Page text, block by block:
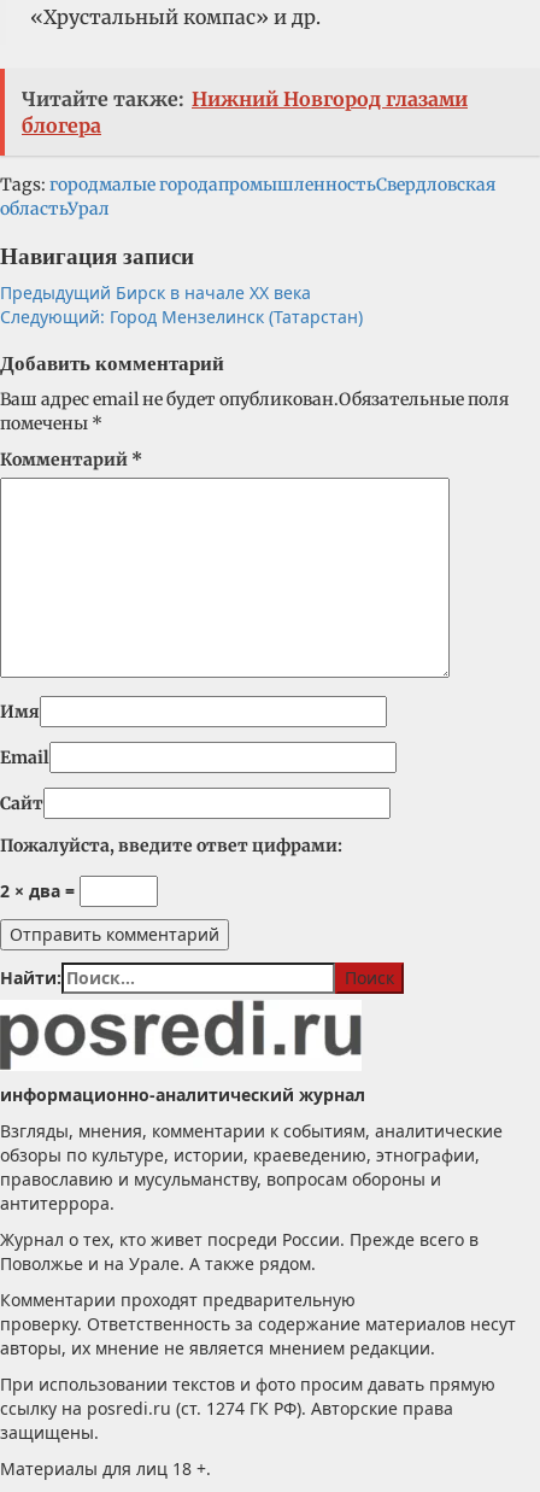
«Хрустальный компас» и др.
Читайте также: Нижний Новгород глазами
блогера
Tags: городмалые городапромышленностьСвердловская
областьУрал
Навигация записи
Предыдущий Бирск в начале XX века
Следующий: Город Мензелинск (Татарстан)
Добавить комментарий
Ваш адрес email не будет опубликован.Обязательные поля
помечены *
Комментарий *
Имя
Email
Сайт
Пожалуйста, введите ответ цифрами:
2 × два =
Найти:
информационно-аналитический журнал
Взгляды, мнения, комментарии к событиям, аналитические
обзоры по культуре, истории, краеведению, этнографии,
православию и мусульманству, вопросам обороны и
антитеррора.
Журнал о тех, кто живет посреди России. Прежде всего в
Поволжье и на Урале. А также рядом.
Комментарии проходят предварительную
проверку. Ответственность за содержание материалов несут
авторы, их мнение не является мнением редакции.
При использовании текстов и фото просим давать прямую
ссылку на posredi.ru (ст. 1274 ГК РФ). Авторские права
защищены.
Материалы для лиц 18 +.